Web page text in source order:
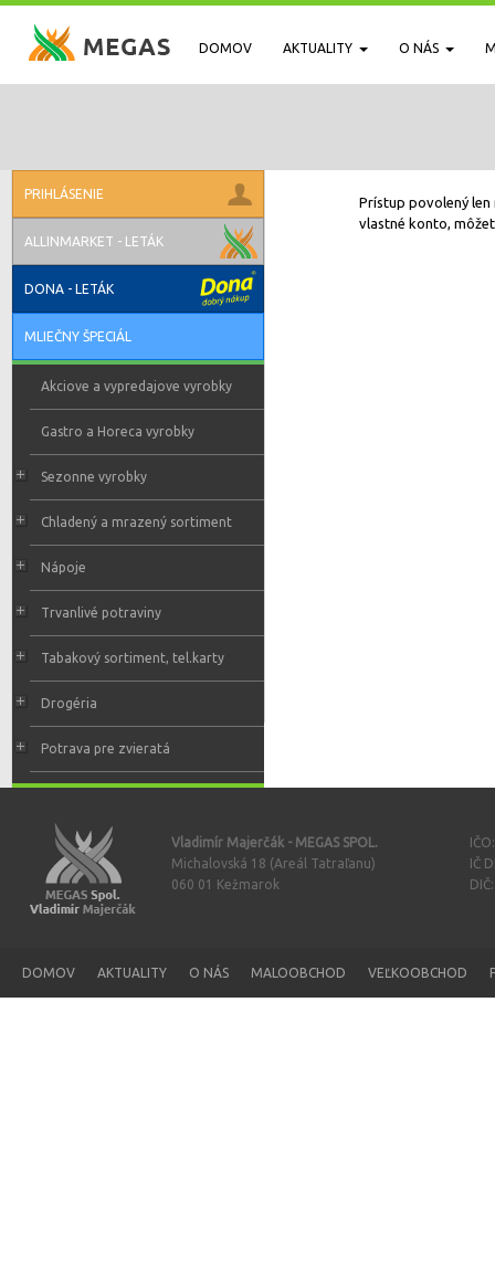
DOMOV AKTUALITY O NÁS
PRIHLÁSENIE
ALLINMARKET - LETÁK
DONA - LETÁK
MLIEČNY ŠPECIÁL
Akciove a vypredajove vyrobky
Gastro a Horeca vyrobky
Sezonne vyrobky
Chladený a mrazený sortiment
Nápoje
Trvanlivé potraviny
Tabakový sortiment, tel.karty
Drogéria
Potrava pre zvieratá
Prístup povolený len
vlastné konto,
Vladimír Majerčák - MEGAS SPOL.
Michalovská 18 (Areál Tatraľanu)
060 01 Kežmarok
IČ
DOMOV AKTUALITY O NÁS MALOOBCHOD VEĽKOOBCHOD